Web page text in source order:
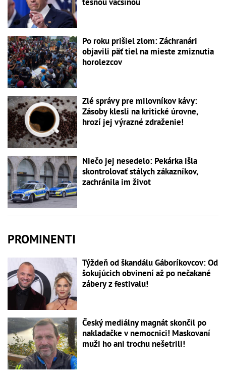
Po roku prišiel zlom: Záchranári
objavili päť tiel na mieste zmiznutia
horolezcov
Zlé správy pre milovníkov kávy:
Zásoby klesli na kritické úrovne,
hrozí jej výrazné zdraženie!
Niečo jej nesedelo: Pekárka išla
skontrolovať stálych zákazníkov,
zachránila im život
PROMINENTI
Týždeň od škandálu Gáboríkovcov: Od
šokujúcich obvinení až po nečakané
zábery z festivalu!
Český mediálny magnát skončil po
nakladačke v nemocnici! Maskovaní
muži ho ani trochu nešetrili!